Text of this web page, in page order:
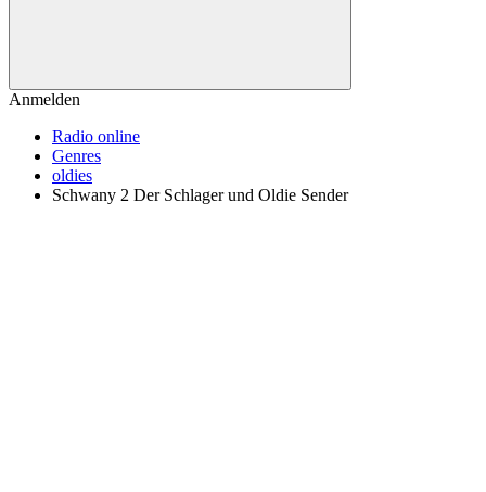
Anmelden
Radio online
Genres
oldies
Schwany 2 Der Schlager und Oldie Sender